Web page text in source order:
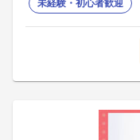
未経験・初心者歓迎